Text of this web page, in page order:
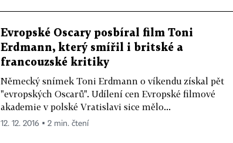
Evropské Oscary posbíral film Toni
Erdmann, který smířil i britské a
francouzské kritiky
Německý snímek Toni Erdmann o víkendu získal pět
"evropských Oscarů". Udílení cen Evropské filmové
akademie v polské Vratislavi sice mělo...
12. 12. 2016 ▪ 2 min. čtení